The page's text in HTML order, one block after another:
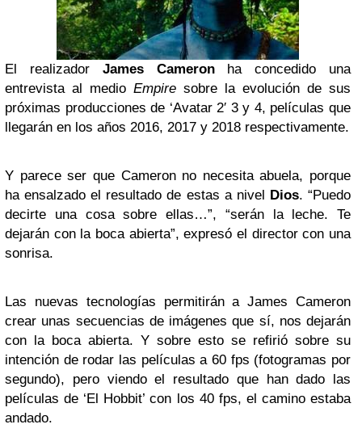
El realizador James Cameronha concedido una
entrevista al medio Empire sobre la evolución de sus
próximas producciones de ‘Avatar 2′ 3 y 4, películas que
llegarán en los años 2016, 2017 y 2018 respectivamente.
Y parece ser que Cameron no necesita abuela, porque
ha ensalzado el resultado de estas a nivel Dios. “Puedo
decirte una cosa sobre ellas…”, “serán la leche. Te
dejarán con la boca abierta”, expresó el director con una
sonrisa.
Las nuevas tecnologías permitirán a James Cameron
crear unas secuencias de imágenes que sí, nos dejarán
con la boca abierta. Y sobre esto se refirió sobre su
intención de rodar las películas a 60 fps (fotogramas por
segundo), pero viendo el resultado que han dado las
películas de ‘El Hobbit’ con los 40 fps, el camino estaba
andado.